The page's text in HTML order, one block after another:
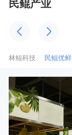
民鲲产业
林鲲科技 民鲲优鲜